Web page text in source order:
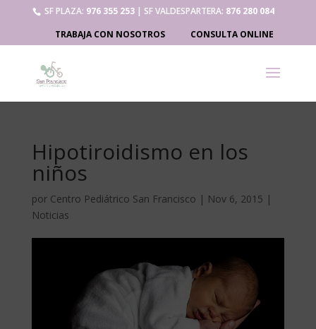
SF PLAZA: 976 355 253| SF VALDESPARTERA: 876 280 084
TRABAJA CON NOSOTROS
CONSULTA ONLINE
Hipotiroidismo en los
niños
por Centro Pediátrico San Francisco | Nov 6, 2015 |
Noticias